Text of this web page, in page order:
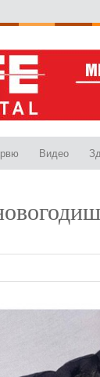
Видео